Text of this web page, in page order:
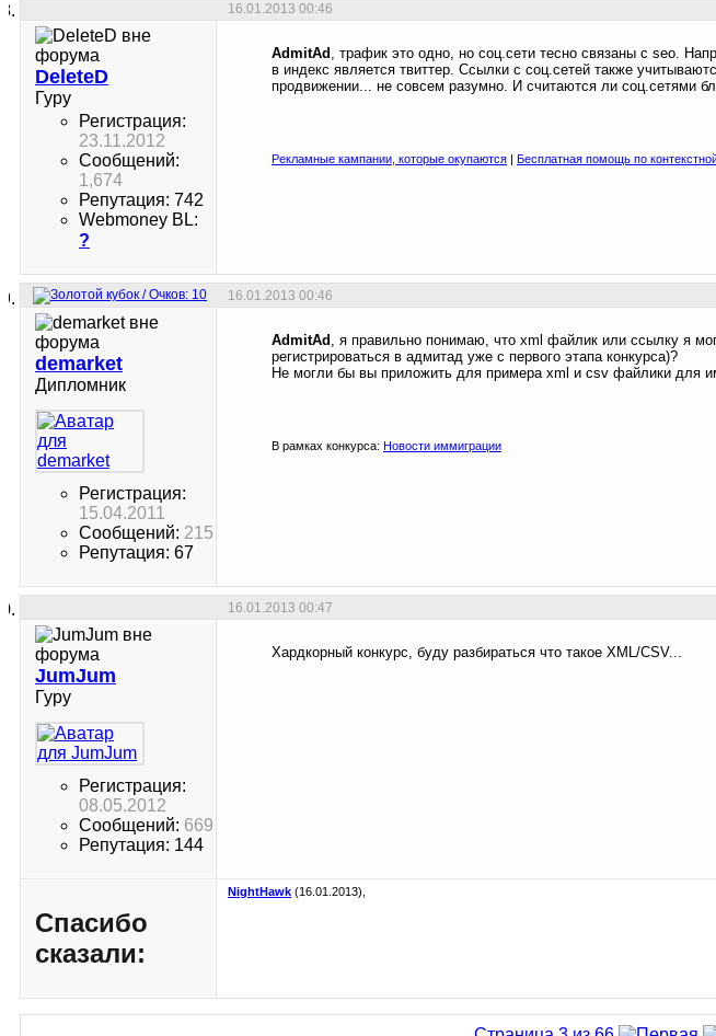
16.01.2013 00:46
DeleteD
Гуру
Регистрация:
23.11.2012
Сообщений:
1,674
Репутация: 742
Webmoney BL:
?
AdmitAd , трафик это одно, но соц.сети тесно связаны с seo.
в индекс является твиттер. Ссылки с соц.сетей также
продвижении... не совсем разумно. И считаются ли соц.сетями
Рекламные кампании, которые окупаются | Бесплатная помощь по
16.01.2013 00:46
demarket
Дипломник
Регистрация:
15.04.2011
Сообщений: 215
Репутация: 67
AdmitAd , я правильно понимаю, что xml файлик или ссылку я
регистрироваться в адмитад уже с первого этапа конкурса)?
Не могли бы вы приложить для примера xml и csv файлики для
В рамках конкурса: Новости иммиграции
16.01.2013 00:47
JumJum
Гуру
Регистрация:
08.05.2012
Сообщений: 669
Репутация: 144
Хардкорный конкурс, буду разбираться что такое XML/CSV...
Спасибо
сказали:
NightHawk (16.01.2013),